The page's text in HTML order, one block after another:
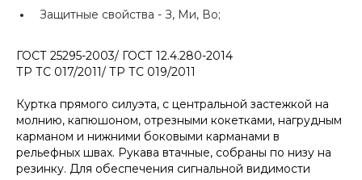
Защитные свойства - З, Ми, Во;
ГОСТ 25295-2003/ ГОСТ 12.4.280-2014
ТР ТС 017/2011/ ТР ТС 019/2011
Куртка прямого силуэта, с центральной застежкой на
молнию, капюшоном, отрезными кокетками, нагрудным
карманом и нижними боковыми карманами в
рельефных швах. Рукава втачные, собраны по низу на
резинку. Для обеспечения сигнальной видимости